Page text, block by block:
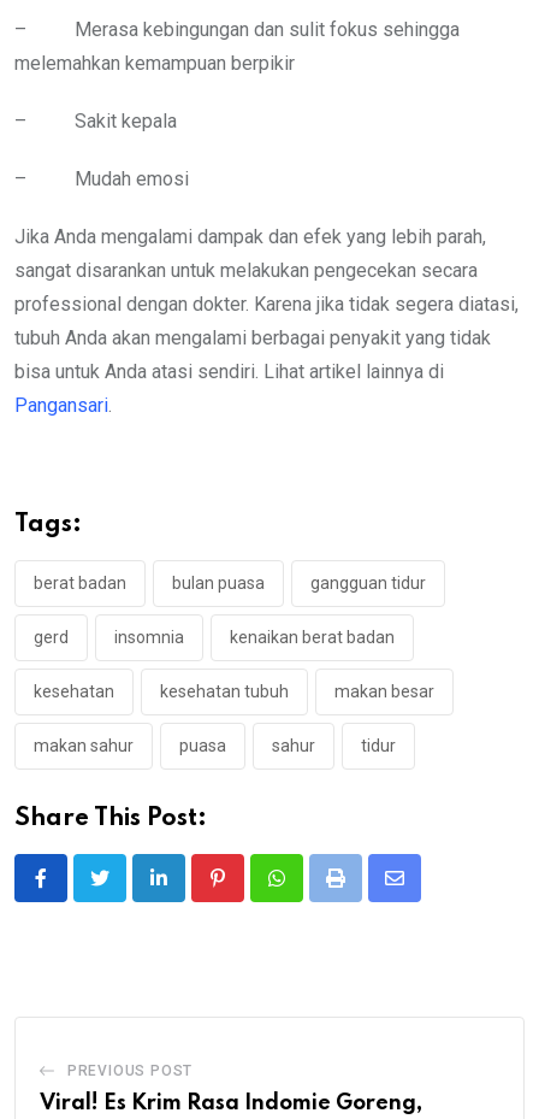
– Merasa kebingungan dan sulit fokus sehingga
melemahkan kemampuan berpikir
– Sakit kepala
– Mudah emosi
Jika Anda mengalami dampak dan efek yang lebih parah,
sangat disarankan untuk melakukan pengecekan secara
professional dengan dokter. Karena jika tidak segera diatasi,
tubuh Anda akan mengalami berbagai penyakit yang tidak
bisa untuk Anda atasi sendiri. Lihat artikel lainnya di
Pangansari.
Tags:
berat badan bulan puasa gangguan tidur
gerd insomnia kenaikan berat badan
kesehatan kesehatan tubuh makan besar
makan sahur puasa sahur tidur
Share This Post:
PREVIOUS POST
Viral! Es Krim Rasa Indomie Goreng,